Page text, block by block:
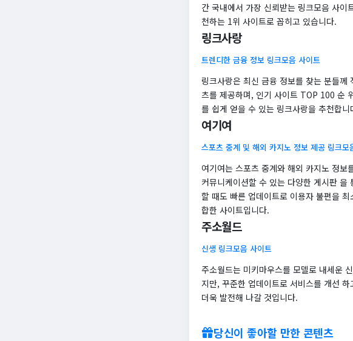
간 국내에서 가장 신뢰받는 링크모음 사
천하는 1위 사이트로 꼽히고 있습니다.
링크사랑
트렌디한 금융 정보 링크모음 사이트
링크사랑은 최신 금융 정보를 찾는 분들
츠를 제공하며, 인기 사이트 TOP 100 순
를 쉽게 얻을 수 있는 링크사랑을 추천합니
여기여
스포츠 중계 및 해외 카지노 정보 제공 링크모
여기여는 스포츠 중계와 해외 카지노 정
커뮤니케이션할 수 있는 다양한 게시판
할 때도 빠른 업데이트로 이용자 불편을
합한 사이트입니다.
주소월드
신생 링크모음 사이트
주소월드는 미키마우스를 모델로 내세운
지만, 꾸준한 업데이트로 서비스를 개선
더욱 발전해 나갈 것입니다.
당신이 좋아할 만한 콘텐츠